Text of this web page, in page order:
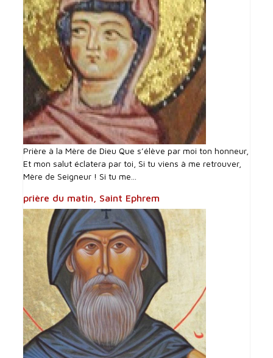
Prière à la Mère de Dieu Que s’élève par moi ton honneur,
Et mon salut éclatera par toi, Si tu viens à me retrouver,
Mère de Seigneur ! Si tu me...
prière du matin, Saint Ephrem